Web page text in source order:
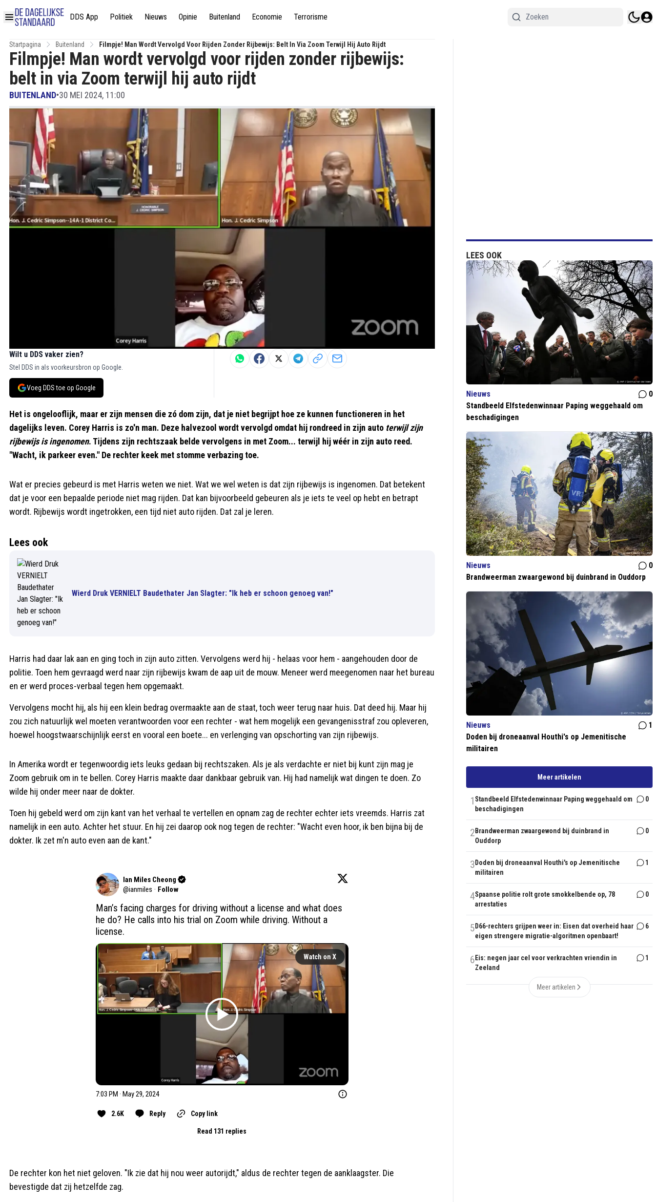
DDS App Politiek Nieuws Opinie Buitenland Economie Terrorisme
Startpagina Buitenland Filmpje! Man Wordt Vervolgd Voor Rijden Zonder Rijbewijs: Belt In Via Zoom Terwijl Hij Auto Rijdt
Filmpje! Man wordt vervolgd voor rijden zonder rijbewijs:
belt in via Zoom terwijl hij auto rijdt
BUITENLAND•30 MEI 2024, 11:00
Wilt u DDS vaker zien?
Stel DDS in als voorkeursbron op Google.
Voeg DDS toe op Google
Het is ongelooflijk, maar er zijn mensen die zó dom zijn, dat je niet begrijpt hoe ze kunnen functioneren in het
dagelijks leven. Corey Harris is zo'n man. Deze halvezool wordt vervolgd omdat hij rondreed in zijn auto terwijl zijn
rijbewijs is ingenomen. Tijdens zijn rechtszaak belde vervolgens in met Zoom... terwijl hij wéér in zijn auto reed.
"Wacht, ik parkeer even." De rechter keek met stomme verbazing toe.
Wat er precies gebeurd is met Harris weten we niet. Wat we wel weten is dat zijn rijbewijs is ingenomen. Dat betekent
dat je voor een bepaalde periode niet mag rijden. Dat kan bijvoorbeeld gebeuren als je iets te veel op hebt en betrapt
wordt. Rijbewijs wordt ingetrokken, een tijd niet auto rijden. Dat zal je leren.
Lees ook
Wierd Druk VERNIELT Baudethater Jan Slagter: "Ik heb er schoon genoeg van!"
Harris had daar lak aan en ging toch in zijn auto zitten. Vervolgens werd hij - helaas voor hem - aangehouden door de
politie. Toen hem gevraagd werd naar zijn rijbewijs kwam de aap uit de mouw. Meneer werd meegenomen naar het bureau
en er werd proces-verbaal tegen hem opgemaakt.
Vervolgens mocht hij, als hij een klein bedrag overmaakte aan de staat, toch weer terug naar huis. Dat deed hij. Maar hij
zou zich natuurlijk wel moeten verantwoorden voor een rechter - wat hem mogelijk een gevangenisstraf zou opleveren,
hoewel hoogstwaarschijnlijk eerst en vooral een boete... en verlenging van opschorting van zijn rijbewijs.
In Amerika wordt er tegenwoordig iets leuks gedaan bij rechtszaken. Als je als verdachte er niet bij kunt zijn mag je
Zoom gebruik om in te bellen. Corey Harris maakte daar dankbaar gebruik van. Hij had namelijk wat dingen te doen. Zo
wilde hij onder meer naar de dokter.
Toen hij gebeld werd om zijn kant van het verhaal te vertellen en opnam zag de rechter echter iets vreemds. Harris zat
namelijk in een auto. Achter het stuur. En hij zei daarop ook nog tegen de rechter: "Wacht even hoor, ik ben bijna bij de
dokter. Ik zet m'n auto even aan de kant."
Ian Miles Cheong
@ianmiles · Follow
Man’s facing charges for driving without a license and what does
he do? He calls into his trial on Zoom while driving. Without a
license.
Watch on X
7:03 PM · May 29, 2024
2.6K Reply Copy link
Read 131 replies
De rechter kon het niet geloven. "Ik zie dat hij nou weer autorijdt," aldus de rechter tegen de aanklaagster. Die
bevestigde dat zij hetzelfde zag.
LEES OOK
Nieuws
0
Standbeeld Elfstedenwinnaar Paping weggehaald om
beschadigingen
Nieuws
0
Brandweerman zwaargewond bij duinbrand in Ouddorp
Nieuws
1
Doden bij droneaanval Houthi's op Jemenitische
militairen
Meer artikelen
1 Standbeeld Elfstedenwinnaar Paping weggehaald om
beschadigingen
0
2 Brandweerman zwaargewond bij duinbrand in
Ouddorp
0
3 Doden bij droneaanval Houthi's op Jemenitische
militairen
1
4Spaanse politie rolt grote smokkelbende op, 78
arrestaties
0
5 D66-rechters grijpen weer in: Eisen dat overheid haar
eigen strengere migratie-algoritmen openbaart!
6
6 Eis: negen jaar cel voor verkrachten vriendin in
Zeeland
1
Meer artikelen